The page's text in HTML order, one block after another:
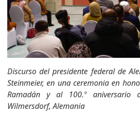
Discurso del presidente federal de
Steinmeier, en una ceremonia en
Ramadán y al 100.º aniversario
Wilmersdorf, Alemania